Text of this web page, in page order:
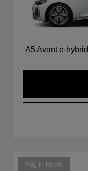
A5 Avant e-hybrid
Plug-in-Hybrid